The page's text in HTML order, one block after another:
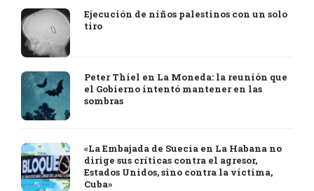
Ejecución de niños palestinos con un solo
tiro
Peter Thiel en La Moneda: la reunión que
el Gobierno intentó mantener en las
sombras
«La Embajada de Suecia en La Habana no
dirige sus críticas contra el agresor,
Estados Unidos, sino contra la víctima,
Cuba»